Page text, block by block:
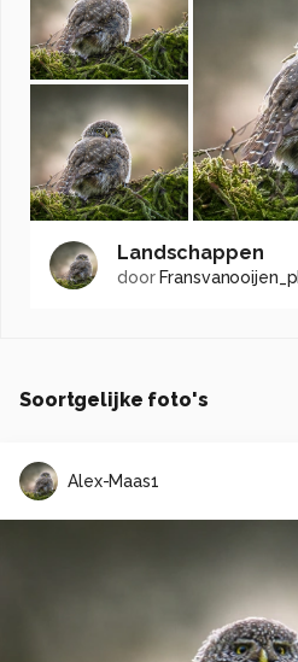
Landschappen
door
Soortgelijke foto's
Alex-Maas1